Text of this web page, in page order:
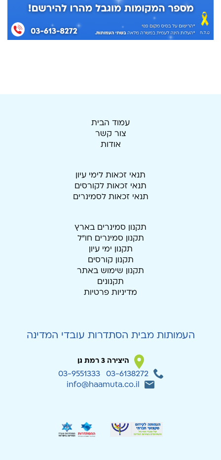
עמוד הבית
צור קשר
אודות
תנאי זכאות לימי עיון
תנאי זכאות לקורסים
תנאי זכאות לסמינרים
תקנון סמינרים בארץ
תקנון סמינרים חו"ל
תקנון ימי עיון
תקנון קורסים
תקנון שימוש באתר
תקנונים
מדיניות פרטיות
העמותות מבית הסתדרות עובדי המדינה
היצירה 3 רמת גן
03-6138272
03-9551333
info@haamuta.co.il